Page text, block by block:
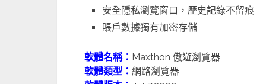
安全隱私瀏覽窗口，歷史記錄不留痕
賬戶數據獨有加密存儲
軟體名稱： Maxthon 傲遊瀏覽器
軟體類型： 網路瀏覽器